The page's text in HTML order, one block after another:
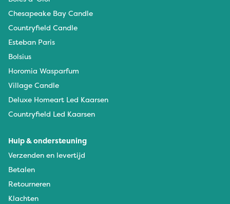
Chesapeake Bay Candle
Countryfield Candle
Esteban Paris
Bolsius
Horomia Wasparfum
Village Candle
Deluxe Homeart Led Kaarsen
Countryfield Led Kaarsen
Hulp & ondersteuning
Verzenden en levertijd
Betalen
Retourneren
Klachten